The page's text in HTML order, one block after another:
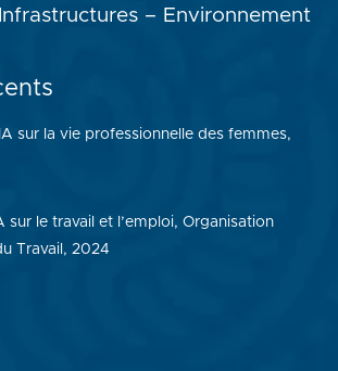
– Environnement
sur la vie professionnelle des femmes,
sur le travail et l’emploi, Organisation
Travail, 2024